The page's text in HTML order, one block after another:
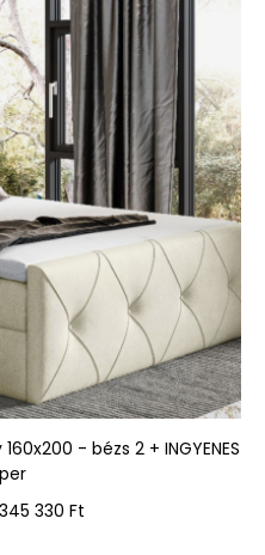
- bézs 2 + INGYENES
Ár
345 330 Ft